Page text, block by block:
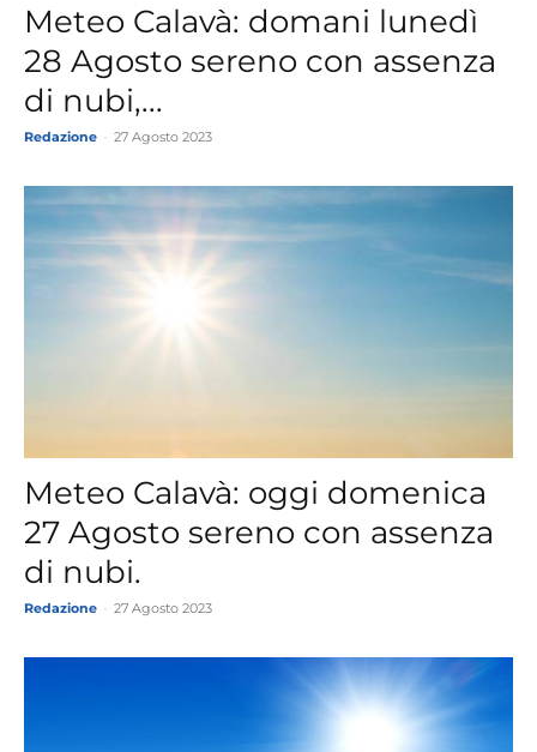
Meteo Calavà: domani lunedì
28 Agosto sereno con assenza
di nubi,...
Redazione 27 Agosto 2023
Meteo Calavà: oggi domenica
27 Agosto sereno con assenza
di nubi.
Redazione 27 Agosto 2023